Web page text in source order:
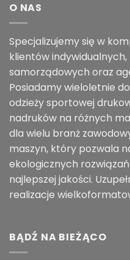
O NAS
Specjalizujemy się w
klientów
samorządowych oraz
Posiadamy wieloletnie
odzieży sportowej
nadruków na różnych
dla wielu branż
maszyn, który pozwala
ekologicznych
najlepszej jakości.
realizacje
BĄDŹ NA BIEŻĄCO